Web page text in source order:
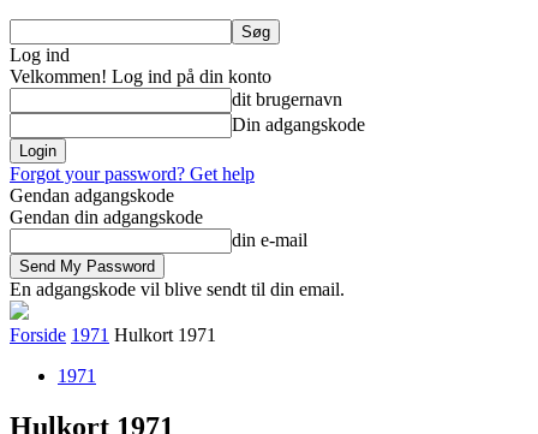
Log ind
Velkommen! Log ind på din konto
dit brugernavn
Din adgangskode
Forgot your password? Get help
Gendan adgangskode
Gendan din adgangskode
din e-mail
En adgangskode vil blive sendt til din email.
Forside 1971 Hulkort 1971
1971
Hulkort 1971